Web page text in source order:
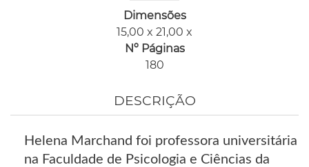
Dimensões
15,00 x 21,00 x
Nº Páginas
180
DESCRIÇÃO
Helena Marchand foi professora universitária
na Faculdade de Psicologia e Ciências da